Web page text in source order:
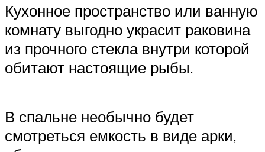
Кухонное пространство или ванную
комнату выгодно украсит раковина
из прочного стекла внутри которой
обитают настоящие рыбы.
В спальне необычно будет
смотреться емкость в виде арки,